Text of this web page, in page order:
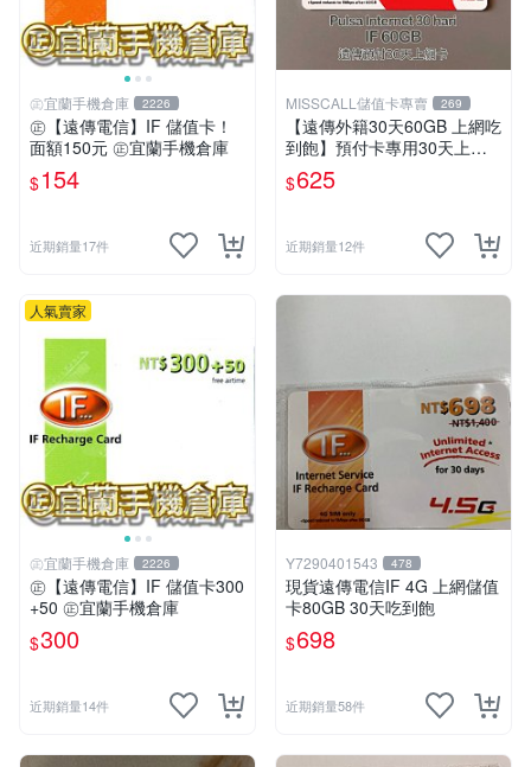
㊣宜蘭手機倉庫 2226
㊣【遠傳電信】IF 儲值卡！
面額150元 ㊣宜蘭手機倉庫
$154
近期銷量17件
MISSCALL儲值卡專賣 269
【遠傳外籍30天60GB 上網吃
到飽】預付卡專用30天上網
補充卡/儲值卡．Internet if
u．if599⚡MissCall儲值卡專
$625
近期銷量12件
人氣賣家
㊣宜蘭手機倉庫 2226
㊣【遠傳電信】IF 儲值卡300
+50 ㊣宜蘭手機倉庫
$300
近期銷量14件
Y7290401543 478
現貨遠傳電信IF 4G 上網儲值
卡80GB 30天吃到飽
$698
近期銷量58件